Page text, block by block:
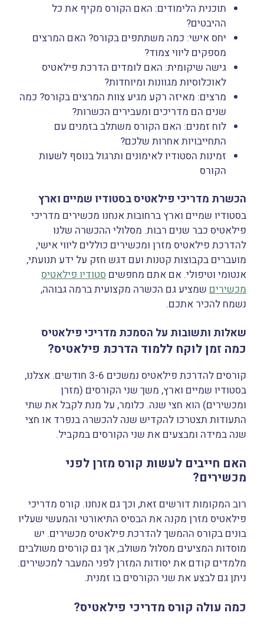
תוכנית הלימודים: האם הקורס מקיף את כל
ההיבטים?
יחס אישי: כמה משתתפים בקורס? האם המרצים
מספקים ליווי צמוד?
גישה שיקומית: האם לומדים הדרכת פילאטיס
לאוכלוסיות מגוונות ומיוחדות?
מרצים: מאיזה רקע מגיע צוות המרצים בקורס? כמה
שנים הם מדריכים ומעבירים הכשרות?
לוח זמנים: האם הקורס משתלב בזמנים עם
התחייבויות אחרות שלכם?
זמינות הסטודיו לאימונים ותרגול בנוסף לשעות
הקורס
הכשרת מדריכי פילאטיס בסטודיו שמיים וארץ
בסטודיו שמיים וארץ ברחובות אנחנו מכשירים מדריכי
פילאטיס כבר שנים רבות. מסלולי ההכשרה שלנו
להדרכת פילאטיס מזרן ומכשירים כוללים ליווי אישי,
מועברים בקבוצות קטנות ועם דגש חזק על ידע תנועתי,
אנטומי וטיפולי. אם אתם מחפשים סטודיו פילאטיס
מכשירים שמציע גם הכשרה מקצועית ברמה גבוהה,
נשמח להכיר אתכם.
שאלות ותשובות על הסמכת מדריכי פילאטיס
כמה זמן לוקח ללמוד הדרכת פילאטיס?
קורסים להדרכת פילאטיס נמשכים 3-6 חודשים. אצלנו,
בסטודיו שמיים וארץ, משך שני הקורסים (מזרן
ומכשירים) הוא חצי שנה. כלומר, על מנת לקבל את שתי
התעודות תצטרכו להקדיש שנה להכשרה בנפרד או חצי
שנה במידה ומבצעים את שני הקורסים במקביל.
האם חייבים לעשות קורס מזרן לפני
מכשירים?
רוב המקומות דורשים זאת, וכך גם אנחנו. קורס מדריכי
פילאטיס מזרן מקנה את הבסיס התיאורטי והמעשי שעליו
בונים בקורס ההמשך להדרכת פילאטיס מכשירים. יש
מוסדות המציעים מסלול משולב, אך גם קורסים משולבים
מלמדים קודם את יסודות המזרן לפני המעבר למכשירים.
ניתן גם לבצע את שני הקורסים בו זמנית.
כמה עולה קורס מדריכי פילאטיס?